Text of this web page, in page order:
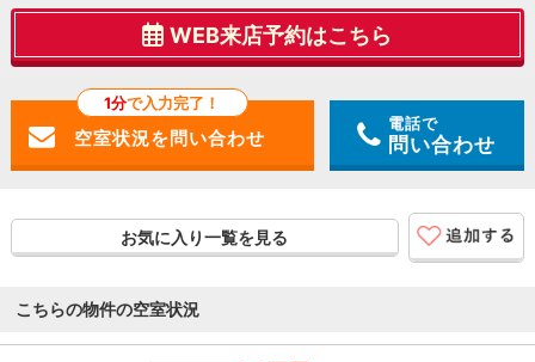
WEB来店予約はこちら
1分で入力完了！
電話で
問い合わせ
お気に入り一覧を見る
こちらの物件の空室状況